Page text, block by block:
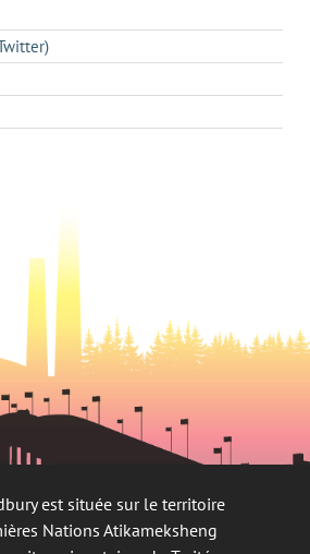
est située sur le territoire
Nations Atikameksheng